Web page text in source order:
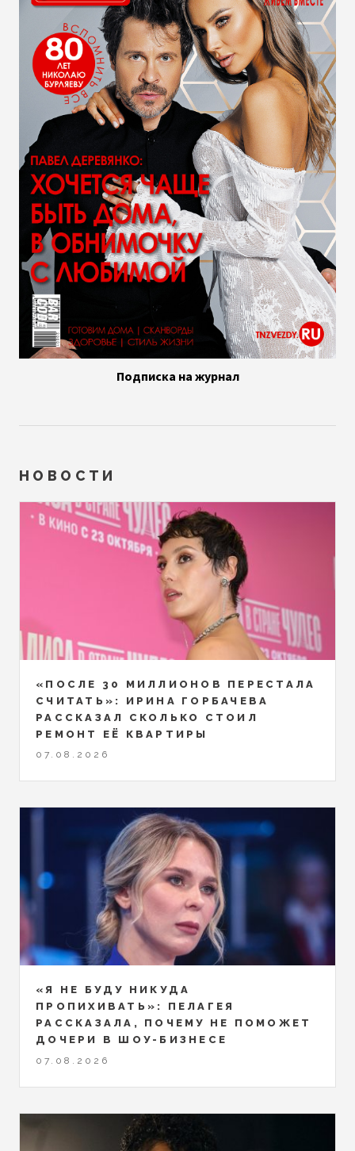
Подписка на журнал
НОВОСТИ
«ПОСЛЕ 30 МИЛЛИОНОВ ПЕРЕСТАЛА
СЧИТАТЬ»: ИРИНА ГОРБАЧЕВА
РАССКАЗАЛ СКОЛЬКО СТОИЛ
РЕМОНТ ЕЁ КВАРТИРЫ
07.08.2026
«Я НЕ БУДУ НИКУДА
ПРОПИХИВАТЬ»: ПЕЛАГЕЯ
РАССКАЗАЛА, ПОЧЕМУ НЕ ПОМОЖЕТ
ДОЧЕРИ В ШОУ-БИЗНЕСЕ
07.08.2026